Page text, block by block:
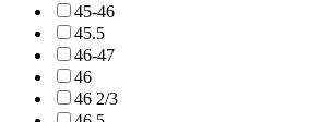
45-46
45.5
46-47
46
46 2/3